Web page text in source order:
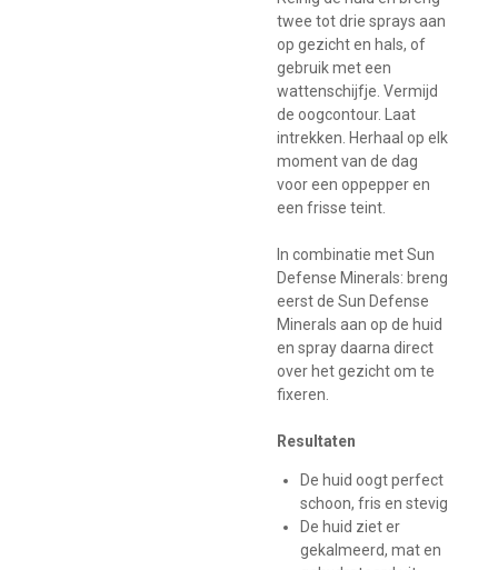
twee tot drie sprays aan
op gezicht en hals, of
gebruik met een
wattenschijfje. Vermijd
de oogcontour. Laat
intrekken. Herhaal op elk
moment van de dag
voor een oppepper en
een frisse teint.
In combinatie met Sun
Defense Minerals: breng
eerst de Sun Defense
Minerals aan op de huid
en spray daarna direct
over het gezicht om te
fixeren.
Resultaten
De huid oogt perfect
schoon, fris en stevig
De huid ziet er
gekalmeerd, mat en